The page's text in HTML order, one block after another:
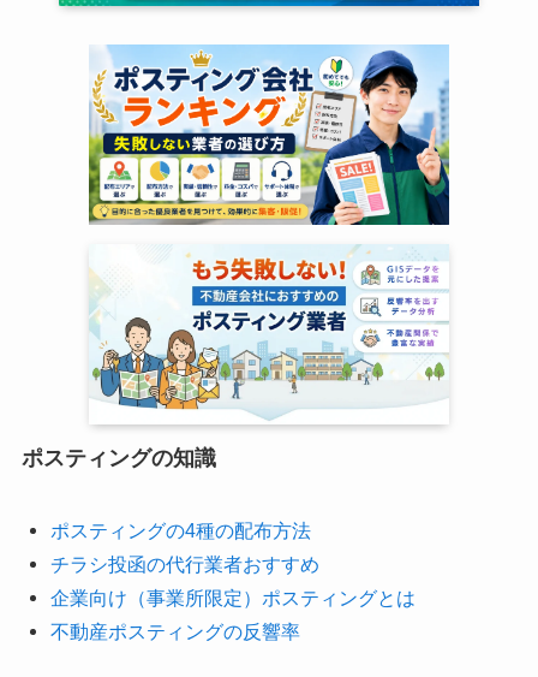
ポスティングの知識
ポスティングの4種の配布方法
チラシ投函の代行業者おすすめ
企業向け（事業所限定）ポスティングとは
不動産ポスティングの反響率